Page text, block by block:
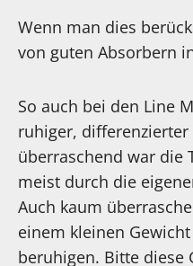
Wenn man dies
von guten Absorbern
So auch bei den Line
ruhiger,
überraschend war die
meist durch die
Auch kaum
einem kleinen
beruhigen. Bitte diese